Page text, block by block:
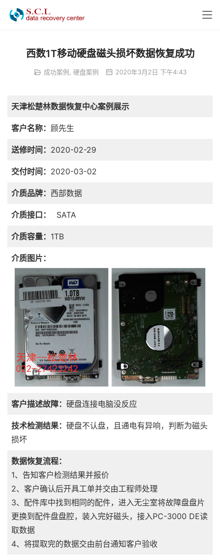
西数1T移动硬盘磁头损坏数据恢复成功
成功案例 硬盘案例 2020年3月2日 下午4:43
天津松楚林数据恢复中心案例展示
客户名称： 顾先生
送修时间： 2020-02-29
交付时间： 2020-03-02
介质品牌： 西部数据
介质接口： SATA
介质容量： 1TB
介质图片：
客户描述故障： 硬盘连接电脑没反应
技术检测结果： 硬盘不认盘，且通电有异响，判断为磁头
损坏
数据恢复流程：
1、告知客户检测结果并报价
2、客户确认后开具工单并交由工程师处理
3、配件库中找到相同的配件，进入无尘室将故障盘盘片
更换到配件盘盘腔，装入完好磁头，接入PC-3000 DE读
取数据
4、将提取完的数据交由前台通知客户验收